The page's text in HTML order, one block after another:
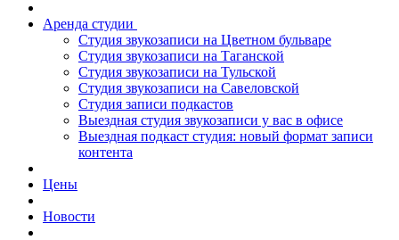
Аренда студии
Студия звукозаписи на Цветном бульваре
Студия звукозаписи на Таганской
Студия звукозаписи на Тульской
Студия звукозаписи на Савеловской
Студия записи подкастов
Выездная студия звукозаписи у вас в офисе
Выездная подкаст студия: новый формат записи
контента
Цены
Новости